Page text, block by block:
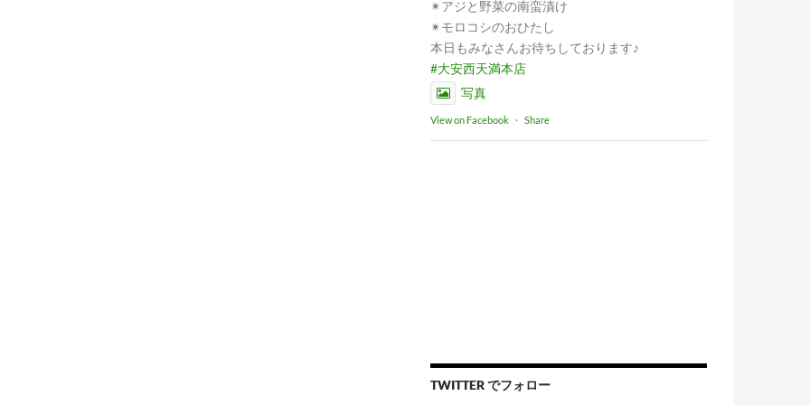
✴︎アジと野菜の南蛮漬け
✴︎モロコシのおひたし
本日もみなさんお待ちしております♪
#大安西天満本店
写真
View on Facebook · Share
TWITTER でフォロー